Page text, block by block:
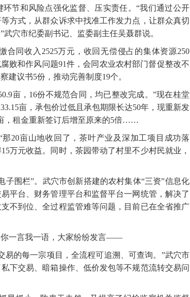
和风险点强化监督、压实责任。“我们通过公开
方式，从群众诉求中找准工作发力点，让群众真切
穴市纪委副书记、监委副主任吴聂群说。
同收入2525万元，收回无偿侵占的集体资源250
败和作风问题91件，会同农业农村部门督促整改不
建议书5份，推动完善制度19个。
亩，16份不规范合同，均已整改完成。”现在桂堂
亩，承包价过低且承包期限长达50年，现重新发
，租金重新签订后增至原来的5倍……
亩山地收回了，茶叶产业及深加工项目成功落
万元收益。同时，茶园带动了村里不少村民就业，
围栏”。武穴市创新搭建的农村集体“三资”信息化
平台、财务管理平台和监督平台一网统管，解决了
不到位、全过程监管难等问题，目前已在全省推广
一言我一语，大家纷纷发言——
的每一宗项目，全流程可追溯、可查询。”武穴市
下交易、暗箱操作、低价发包等不规范流转交易问